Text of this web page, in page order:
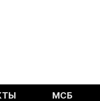
МСБ